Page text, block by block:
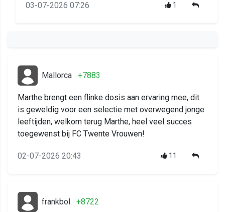
03-07-2026 07:26 1
Mallorca +7883
Marthe brengt een flinke dosis aan ervaring mee, dit
is geweldig voor een selectie met overwegend jonge
leeftijden, welkom terug Marthe, heel veel succes
toegewenst bij FC Twente Vrouwen!
02-07-2026 20:43 11
frankbol +8722